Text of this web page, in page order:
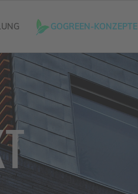
GOGREEN-KONZEPTE